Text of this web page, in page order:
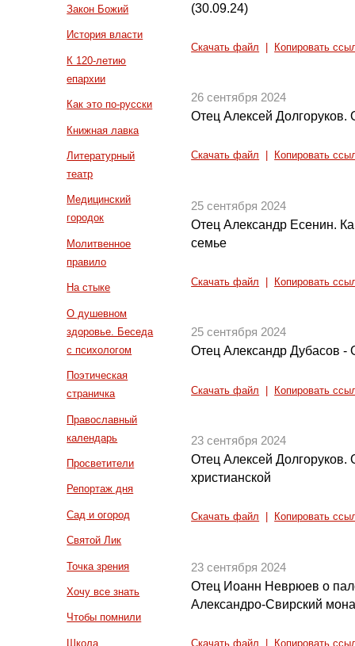
Закон Божий
История власти
К 120-летию
епархии
Как это по-русски
Книжная лавка
Литературный
театр
Медицинский
городок
Молитвенное
правило
На стыке
О душевном
здоровье. Беседа
с психологом
Поэтическая
страничка
Православный
календарь
Просветители
Репортаж дня
Сад и огород
Святой Лик
Точка зрения
Хочу все знать
Чтобы помнили
Школа
(30.09.24)
Скачать файл Копировать
26 сентября 2024
Отец Алексей Долгоруков.
Скачать файл Копировать
25 сентября 2024
Отец Александр Есенин.
семье
Скачать файл Копировать
25 сентября 2024
Отец Александр Дубасов -
Скачать файл Копировать
23 сентября 2024
Отец Алексей Долгоруков.
христианской
Скачать файл Копировать
23 сентября 2024
Отец Иоанн Неврюев о
Александро-Свирский
Скачать файл Копировать